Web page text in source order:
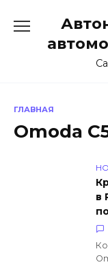
содержанию
ГЛАВНАЯ
Omoda
в